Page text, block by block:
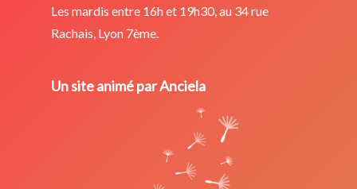
Les mardis entre 16h et 19h30, au 34 rue
Rachais, Lyon 7ème.
Un site animé par Anciela